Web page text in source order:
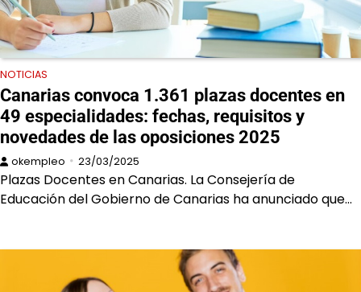
NOTICIAS
Canarias convoca 1.361 plazas docentes en
49 especialidades: fechas, requisitos y
novedades de las oposiciones 2025
okempleo 23/03/2025
Plazas Docentes en Canarias. La Consejería de
Educación del Gobierno de Canarias ha anunciado que…